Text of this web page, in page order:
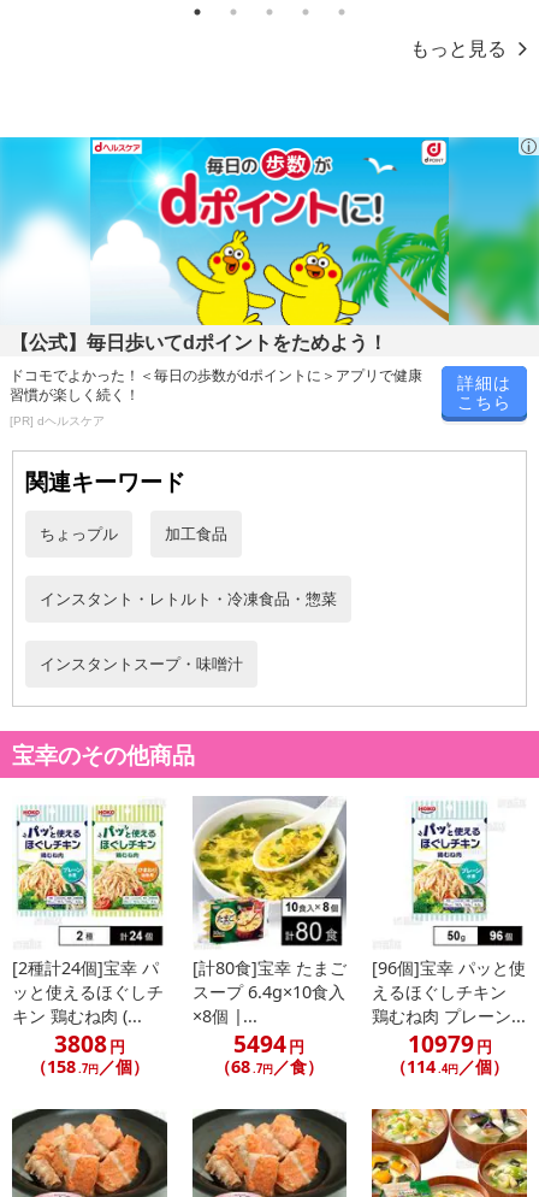
※発送予定日は前後する場合がございます。また商品によって発送
だいた後のご感想をいただくことを目的としており、転売等は固く
禁じます。
転売等、目的以外での利用が確認された場合は、サービス利用を停
止させていただきます。
発送日カレンダー
1 2 3 4 5
もっと見る
【公式】毎日歩いてdポイントをためよう！
ドコモでよかった！＜毎日の歩数がdポイントに＞アプリで健康
習慣が楽しく続く！
[PR] dヘルスケア
詳細は
こちら
関連キーワード
ちょっプル 加工食品
インスタント・レトルト・冷凍食品・惣菜
インスタントスープ・味噌汁
宝幸のその他商品
[2種計24個]宝幸 パ
ッと使えるほぐしチ
キン 鶏むね肉 (...
3808円
（158.7円／個）
[計80食]宝幸 たまご
スープ 6.4g×10食入
×8個 |...
5494円
（68.7円／食）
[96個]宝幸 パッと使
えるほぐしチキン
鶏むね肉 プレーン...
10979円
（114.4円／個）